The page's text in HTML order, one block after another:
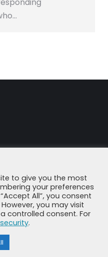
menu 1
to give you the most
your preferences
All”, you consent
you may visit
controlled consent. For
.